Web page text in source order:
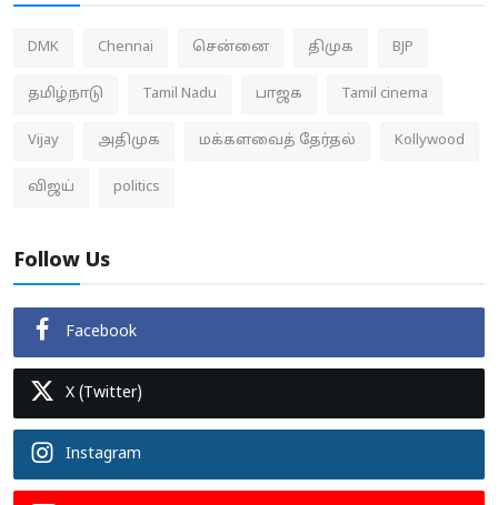
DMK Chennai சென்னை திமுக BJP
தமிழ்நாடு Tamil Nadu பாஜக Tamil cinema
Vijay அதிமுக மக்களவைத் தேர்தல் Kollywood
விஜய் politics
Follow Us
Facebook
X (Twitter)
Instagram